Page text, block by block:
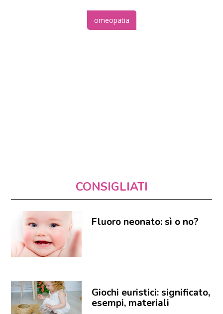
omeopatia
CONSIGLIATI
Fluoro neonato: sì o no?
Giochi euristici: significato,
esempi, materiali